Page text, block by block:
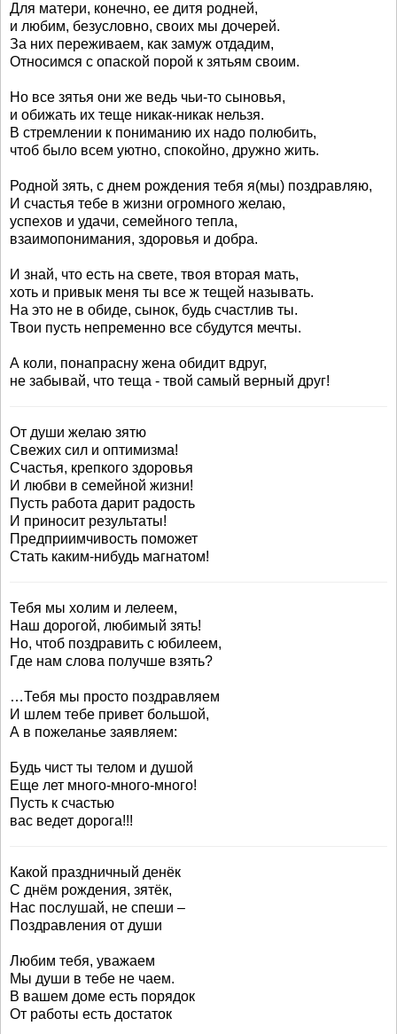
Для матери, конечно, ее дитя родней,
и любим, безусловно, своих мы дочерей.
За них переживаем, как замуж отдадим,
Относимся с опаской порой к зятьям своим.
Но все зятья они же ведь чьи-то сыновья,
и обижать их теще никак-никак нельзя.
В стремлении к пониманию их надо полюбить,
чтоб было всем уютно, спокойно, дружно жить.
Родной зять, с днем рождения тебя я(мы) поздравляю,
И счастья тебе в жизни огромного желаю,
успехов и удачи, семейного тепла,
взаимопонимания, здоровья и добра.
И знай, что есть на свете, твоя вторая мать,
хоть и привык меня ты все ж тещей называть.
На это не в обиде, сынок, будь счастлив ты.
Твои пусть непременно все сбудутся мечты.
А коли, понапрасну жена обидит вдруг,
не забывай, что теща - твой самый верный друг!
От души желаю зятю
Свежих сил и оптимизма!
Счастья, крепкого здоровья
И любви в семейной жизни!
Пусть работа дарит радость
И приносит результаты!
Предприимчивость поможет
Стать каким-нибудь магнатом!
Тебя мы холим и лелеем,
Наш дорогой, любимый зять!
Но, чтоб поздравить с юбилеем,
Где нам слова получше взять?
…Тебя мы просто поздравляем
И шлем тебе привет большой,
А в пожеланье заявляем:
Будь чист ты телом и душой
Еще лет много-много-много!
Пусть к счастью
вас ведет дорога!!!
Какой праздничный денёк
С днём рождения, зятёк,
Нас послушай, не спеши –
Поздравления от души
Любим тебя, уважаем
Мы души в тебе не чаем.
В вашем доме есть порядок
От работы есть достаток